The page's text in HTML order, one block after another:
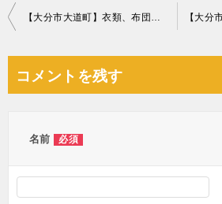
投
ビ
【大分市大道町】衣類、布団、雑誌類などの出張不用品回収・処分ご依頼
コメントを残す
名前 必須